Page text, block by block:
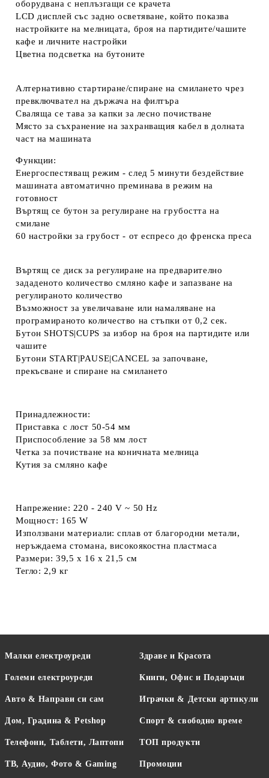
оборудвана с неплъзгащи се крачета
LCD дисплей със задно осветяване, който показва
настройките на мелницата, броя на партидите/чашите
кафе и личните настройки
Цветна подсветка на бутоните
Алтернативно стартиране/спиране на смилането чрез
превключвател на държача на филтъра
Сваляща се тава за капки за лесно почистване
Място за съхранение на захранващия кабел в долната
част на машината
Функции:
Енергоспестяващ режим - след 5 минути бездействие
машината автоматично преминава в режим на
готовност
Въртящ се бутон за регулиране на грубостта на
смилане
60 настройки за грубост - от еспресо до френска преса
Въртящ се диск за регулиране на предварително
зададеното количество смляно кафе и запазване на
регулираното количество
Възможност за увеличаване или намаляване на
програмираното количество на стъпки от 0,2 сек.
Бутон SHOTS|CUPS за избор на броя на партидите или
чашите
Бутони START|PAUSE|CANCEL за започване,
прекъсване и спиране на смилането
Принадлежности:
Приставка с лост 50-54 мм
Приспособление за 58 мм лост
Четка за почистване на коничната мелница
Кутия за смляно кафе
Напрежение: 220 - 240 V ~ 50 Hz
Мощност: 165 W
Използвани материали: сплав от благородни метали,
неръждаема стомана, високоякостна пластмаса
Размери: 39,5 x 16 x 21,5 см
Тегло: 2,9 кг
Малки електроуреди
Големи електроуреди
Авто & Направи си сам
Дом, Градина & Petshop
Телефони, Таблети, Лаптопи
ТВ, Аудио, Фото & Gaming
Здраве и Красота
Книги, Офис и Подаръци
Играчки & Детски артикули
Спорт & свободно време
ТОП продукти
Промоции